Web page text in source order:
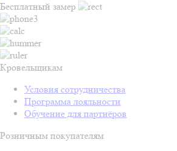
Бесплатный замер
Кровельщикам
Условия сотрудничества
Программа лояльности
Обучение для партнёров
Розничным покупателям